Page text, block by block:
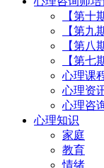
【第十
【第九
【第八
【第七
心理课
心理资
心理咨
心理知识
家庭
教育
情绪